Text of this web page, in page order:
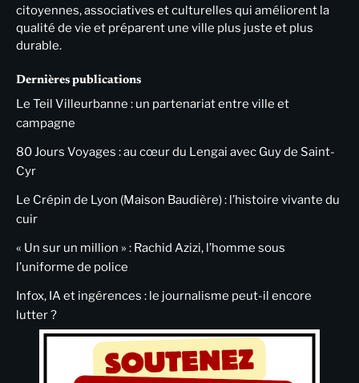
citoyennes, associatives et culturelles qui améliorent la
qualité de vie et préparent une ville plus juste et plus
durable.
Dernières publications
Le Teil Villeurbanne : un partenariat entre ville et
campagne
80 Jours Voyages : au cœur du Lengai avec Guy de Saint-
Cyr
Le Crépin de Lyon (Maison Baudière) : l’histoire vivante du
cuir
« Un sur un million » : Rachid Azizi, l’homme sous
l’uniforme de police
Infox, IA et ingérences : le journalisme peut-il encore
lutter ?